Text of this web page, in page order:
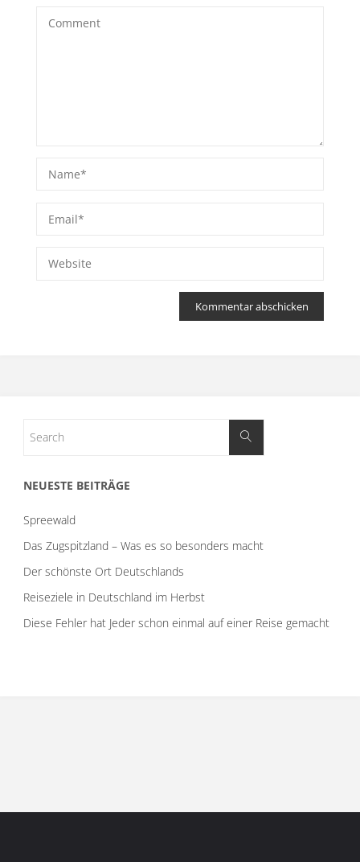
NEUESTE BEITRÄGE
Spreewald
Das Zugspitzland – Was es so besonders macht
Der schönste Ort Deutschlands
Reiseziele in Deutschland im Herbst
Diese Fehler hat Jeder schon einmal auf einer Reise gemacht